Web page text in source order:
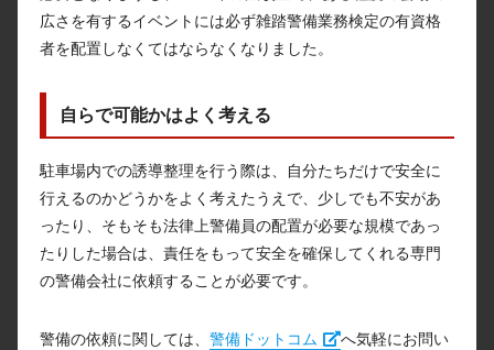
広さを有するイベントには必ず雑踏警備業務検定の有資格
者を配置しなくてはならなくなりました。
自らで可能かはよく考える
駐車場内での誘導整理を行う際は、自分たちだけで安全に
行えるのかどうかをよく考えたうえで、少しでも不安があ
ったり、そもそも法律上警備員の配置が必要な規模であっ
たりした場合は、責任をもって安全を確保してくれる専門
の警備会社に依頼することが必要です。
警備の依頼に関しては、 警備ドットコム
へ気軽にお問い